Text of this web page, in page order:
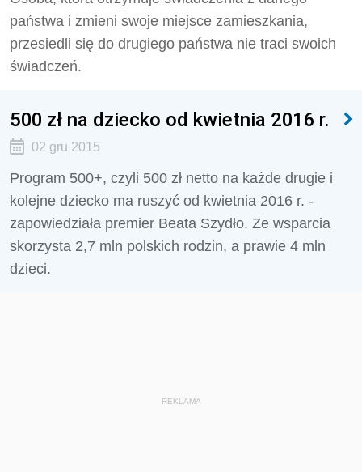
państwa i zmieni swoje miejsce zamieszkania,
przesiedli się do drugiego państwa nie traci swoich
świadczeń.
500 zł na dziecko od kwietnia 2016 r.
02 gru 2015
Program 500+, czyli 500 zł netto na każde drugie i
kolejne dziecko ma ruszyć od kwietnia 2016 r. -
zapowiedziała premier Beata Szydło. Ze wsparcia
skorzysta 2,7 mln polskich rodzin, a prawie 4 mln
dzieci.
REKLAMA